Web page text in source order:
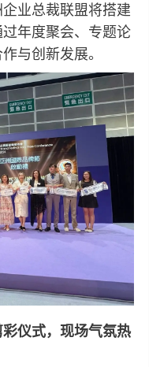
业总裁联盟将搭建
年度聚会、专题论
与创新发展。
仪式，现场气氛热